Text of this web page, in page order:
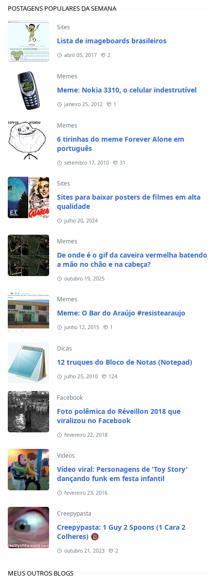
POSTAGENS POPULARES DA SEMANA
Sites
Lista de imageboards brasileiros
abril 05, 2017 2
Memes
Meme: Nokia 3310, o celular indestrutível
janeiro 25, 2012 1
Memes
6 tirinhas do meme Forever Alone em
português
setembro 17, 2010 31
Sites
Sites para baixar posters de filmes em alta
qualidade
julho 20, 2024
Memes
De onde é o gif da caveira vermelha batendo
a mão no chão e na cabeça?
outubro 19, 2025
Memes
Meme: O Bar do Araújo #resistearaujo
junho 12, 2015 1
Dicas
12 truques do Bloco de Notas (Notepad)
julho 25, 2010 124
Facebook
Foto polêmica do Réveillon 2018 que
viralizou no Facebook
fevereiro 22, 2018
Videos
Vídeo viral: Personagens de 'Toy Story'
dançando funk em festa infantil
fevereiro 23, 2016
Creepypasta
Creepypasta: 1 Guy 2 Spoons (1 Cara 2
Colheres) 🔞
outubro 21, 2023 2
MEUS OUTROS BLOGS